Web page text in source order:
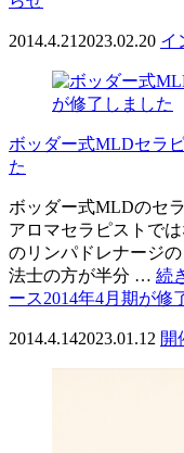
2014.4.21 2023.02.20 イ
ボッダー式MLDセラ
た
ボッダー式MLDのセ
アロマセラピストで
のリンパドレナージ
法士の方が半分 … 続
ース2014年4月期が修
2014.4.142023.01.12 開